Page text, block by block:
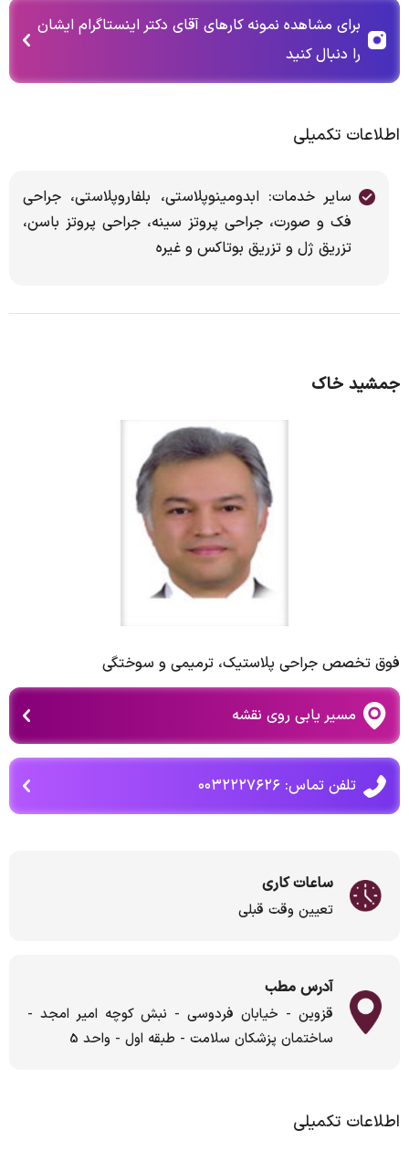
برای مشاهده نمونه کارهای آقای دکتر اینستاگرام ایشان
را دنبال کنید
اطلاعات تکمیلی
سایر خدمات: ابدومینوپلاستی، بلفاروپلاستی، جراحی
فک و صورت، جراحی پروتز سینه، جراحی پروتز باسن،
تزریق ژل و تزریق بوتاکس و غیره
جمشید خاک
فوق تخصص جراحی پلاستیک، ترمیمی و سوختگی
مسیر یابی روی نقشه
تلفن تماس: ۰۰۳۲۲۲۷۶۲۶
ساعات کاری
تعیین وقت قبلی
آدرس مطب
قزوین - خیابان فردوسی - نبش کوچه امیر امجد -
ساختمان پزشکان سلامت - طبقه اول - واحد 5
اطلاعات تکمیلی